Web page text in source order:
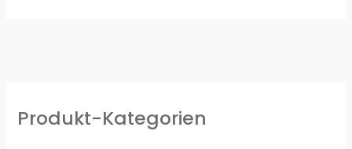
Produkt-Kategorien